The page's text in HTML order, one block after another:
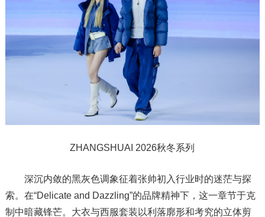
ZHANGSHUAI 2026秋冬系列
深沉内敛的黑灰色调象征着张帅初入行业时的迷茫与探
索。在“Delicate and Dazzling”的品牌精神下，这一章节于克
制中暗藏锋芒。大衣与西服套装以利落廓形和考究的立体剪